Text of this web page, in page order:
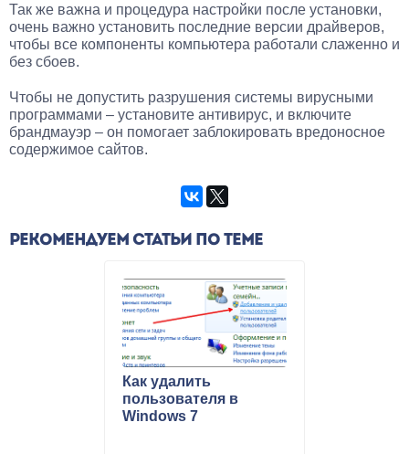
Так же важна и процедура настройки после установки,
очень важно установить последние версии драйверов,
чтобы все компоненты компьютера работали слаженно и
без сбоев.
Чтобы не допустить разрушения системы вирусными
программами – установите антивирус, и включите
брандмауэр – он помогает заблокировать вредоносное
содержимое сайтов.
РЕКОМЕНДУЕМ СТАТЬИ ПО ТЕМЕ
Как удалить
пользователя в
Windows 7